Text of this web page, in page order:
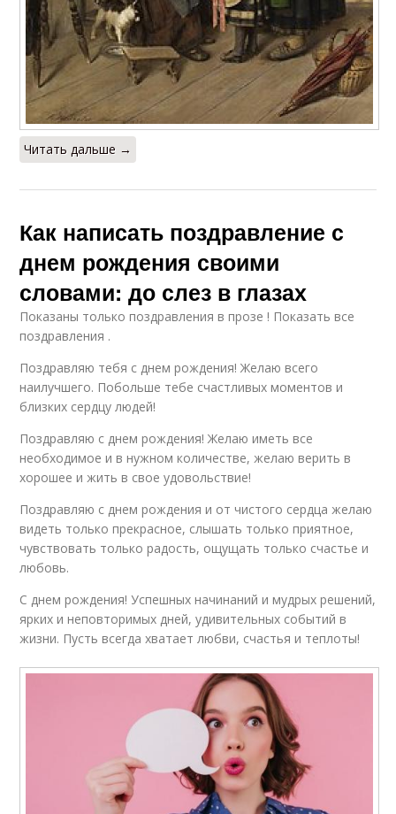
Читать дальше →
Как написать поздравление с
днем рождения своими
словами: до слез в глазах
Показаны только поздравления в прозе ! Показать все
поздравления .
Поздравляю тебя с днем рождения! Желаю всего
наилучшего. Побольше тебе счастливых моментов и
близких сердцу людей!
Поздравляю с днем рождения! Желаю иметь все
необходимое и в нужном количестве, желаю верить в
хорошее и жить в свое удовольствие!
Поздравляю с днем рождения и от чистого сердца желаю
видеть только прекрасное, слышать только приятное,
чувствовать только радость, ощущать только счастье и
любовь.
С днем рождения! Успешных начинаний и мудрых решений,
ярких и неповторимых дней, удивительных событий в
жизни. Пусть всегда хватает любви, счастья и теплоты!